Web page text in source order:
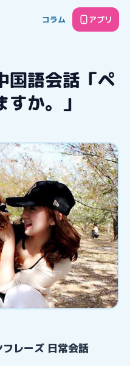
コラム アプリ
国語会話「ペ
か。」
フレーズ 日常会話